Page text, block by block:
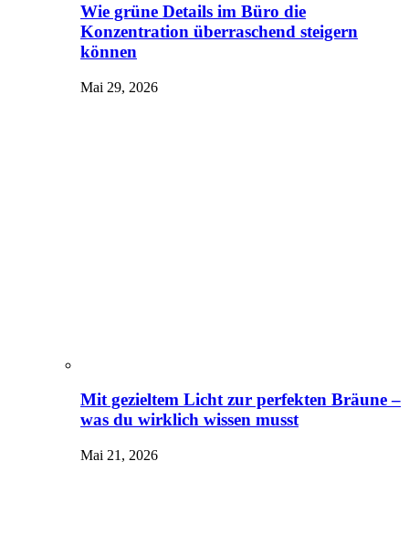
Wie grüne Details im Büro die
Konzentration überraschend steigern
können
Mai 29, 2026
Mit gezieltem Licht zur perfekten Bräune –
was du wirklich wissen musst
Mai 21, 2026